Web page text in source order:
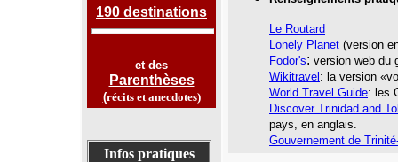
190 destinations
et des
Parenthèses
(récits et anecdotes)
Infos pratiques
Le Routard
Lonely Planet (version
Fodor's: version web du
Wikitravel : la version
World Travel Guide: les
Discover Trinidad and
pays, en anglais.
Gouvernement de